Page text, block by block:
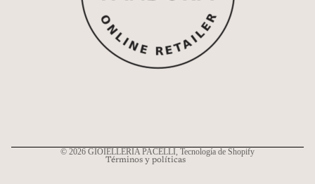
© 2026 GIOIELLERIA PACELLI, Tecnología de Shopify
Términos y políticas
Política de reembolso